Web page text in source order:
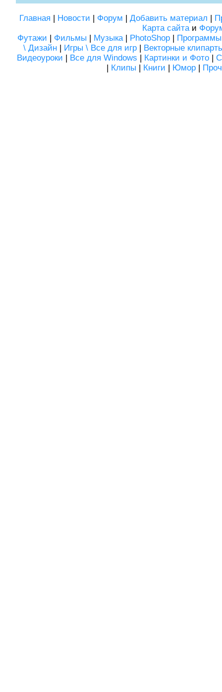
Главная | Новости | Форум | Добавить материал |
Карта сайтаи
Футажи | Фильмы | Музыка| PhotoShop | Программы
\ Дизайн | Игры \ Все для игр | Векторные
Видеоуроки | Все для Windows | Картинки и Фото|
| Клипы | Книги | Юмор |